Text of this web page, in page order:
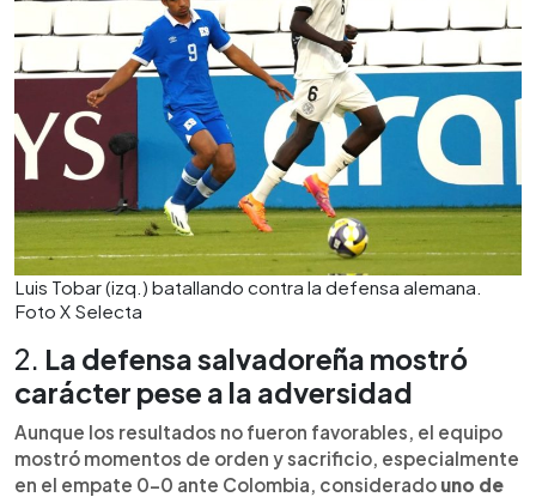
Luis Tobar (izq.) batallando contra la defensa alemana.
Foto X Selecta
2. La defensa salvadoreña mostró
carácter pese a la adversidad
Aunque los resultados no fueron favorables, el equipo
mostró momentos de orden y sacrificio, especialmente
en el empate 0-0 ante Colombia, considerado uno de